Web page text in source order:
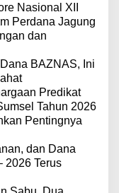
Nasional XII
Perdana Jagung
dan
BAZNAS, Ini
Predikat
Tahun 2026
Pentingnya
dan Dana
2026 Terus